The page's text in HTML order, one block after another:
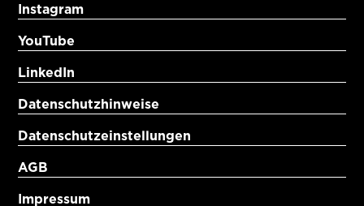
Instagram
YouTube
LinkedIn
Datenschutzhinweise
Datenschutzeinstellungen
AGB
Impressum